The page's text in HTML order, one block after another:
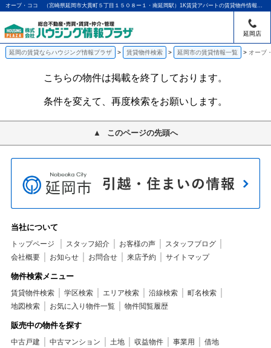
オーブ・ココ （宮崎県延岡市大貫町５丁目１５０８ー１・南延岡駅）1K賃貸アパートの賃貸物件情報｜アパマンショップ延岡店｜ハウジング情報プラザ
延岡店
延岡の賃貸ならハウジング情報プラザ 賃貸物件検索 延岡市の賃貸情報一覧 オーブ
こちらの物件は掲載を終了しております。
条件を変えて、再度検索をお願いします。
このページの先頭へ
当社について
トップページ スタッフ紹介 お客様の声
スタッフブログ
会社概要
お知らせ お問合せ 来店予約 サイトマップ
物件検索メニュー
賃貸物件検索 学区検索 エリア検索 沿線検索
町名検索
地図検索
お気に入り物件一覧 物件閲覧履歴
販売中の物件を探す
中古戸建 中古マンション 土地 収益物件 事業用 借地